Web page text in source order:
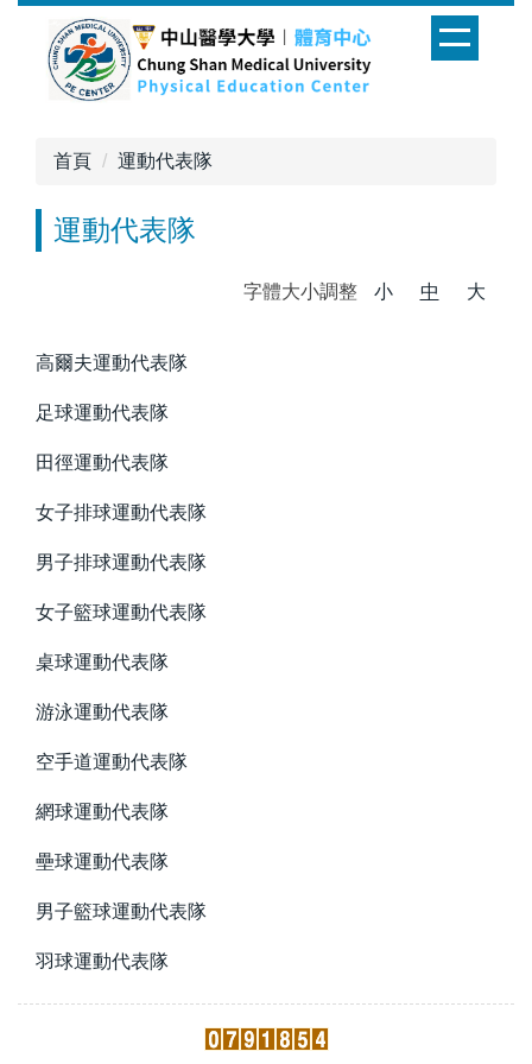
首頁 運動代表隊
運動代表隊
字體大小調整 小 中 大
高爾夫運動代表隊
足球運動代表隊
田徑運動代表隊
女子排球運動代表隊
男子排球運動代表隊
女子籃球運動代表隊
桌球運動代表隊
游泳運動代表隊
空手道運動代表隊
網球運動代表隊
壘球運動代表隊
男子籃球運動代表隊
羽球運動代表隊